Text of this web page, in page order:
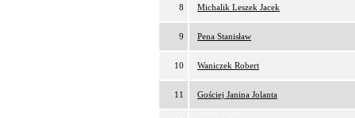
8 Michalik Leszek Jacek
9 Pena Stanisław
10 Waniczek Robert
11 Gościej Janina Jolanta